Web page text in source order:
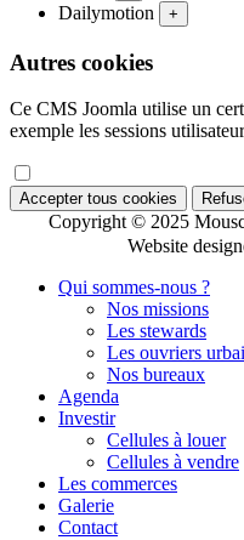
Dailymotion +
Autres cookies
Ce CMS Joomla utilise un
exemple les sessions
Accepter tous cookies
Copyright © 2025
Website
Qui sommes-nous ?
Nos missions
Les stewards
Les ouvriers
Nos bureaux
Agenda
Investir
Cellules à louer
Cellules à vendre
Les commerces
Galerie
Contact